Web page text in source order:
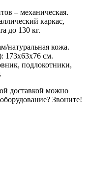
– механическая.
каркас,
до 130 кг.
натуральная кожа.
173х63х76 см.
подлокотники,
доставкой можно
Звоните!